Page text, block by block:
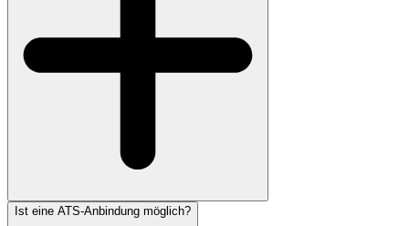
Ist eine ATS-Anbindung möglich?